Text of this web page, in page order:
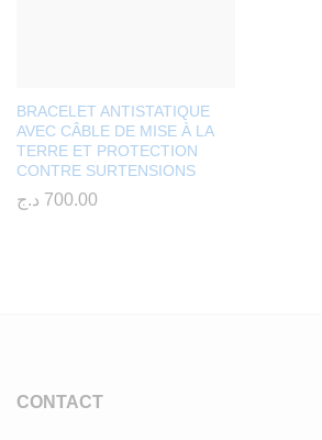
BRACELET ANTISTATIQUE
AVEC CÂBLE DE MISE À LA
TERRE ET PROTECTION
CONTRE SURTENSIONS
700.00 د.ج
CONTACT